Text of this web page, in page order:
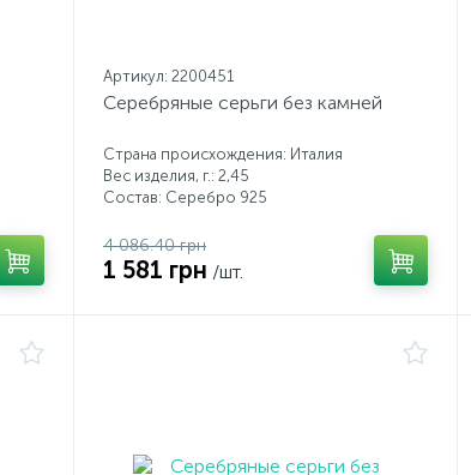
Артикул: 2200451
Серебряные серьги без камней
Страна происхождения: Италия
Вес изделия, г.: 2,45
Состав: Серебро 925
4 086.40 грн
1 581 грн /шт.